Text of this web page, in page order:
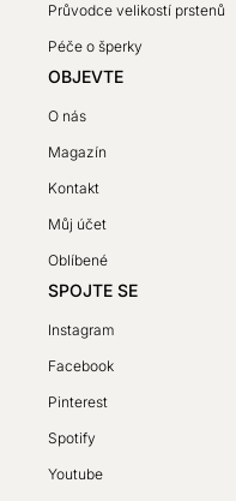
Průvodce velikostí prstenů
Péče o šperky
OBJEVTE
O nás
Magazín
Kontakt
Můj účet
Oblíbené
SPOJTE SE
Instagram
Facebook
Pinterest
Spotify
Youtube